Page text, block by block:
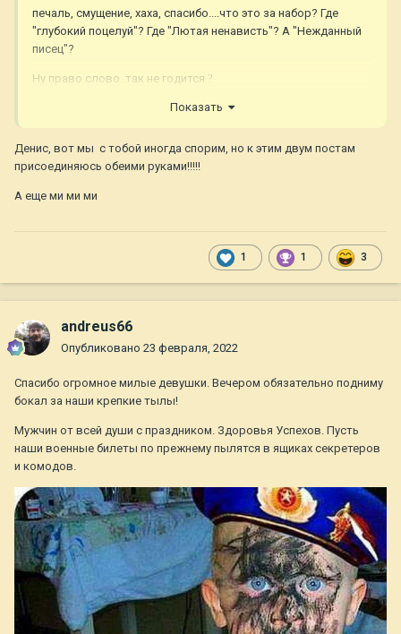
печаль, смущение, хаха, спасибо....что это за набор? Где
"глубокий поцелуй"? Где "Лютая ненависть"? А "Нежданный
писец"?
Ну право слово..так не годится ?
Показать
Денис, вот мы с тобой иногда спорим, но к этим двум постам
присоединяюсь обеими руками!!!!!
А еще ми ми ми
1 1 3
andreus66
Опубликовано 23 февраля, 2022
Спасибо огромное милые девушки. Вечером обязательно подниму
бокал за наши крепкие тылы!
Мужчин от всей души с праздником. Здоровья Успехов. Пусть
наши военные билеты по прежнему пылятся в ящиках секретеров
и комодов.